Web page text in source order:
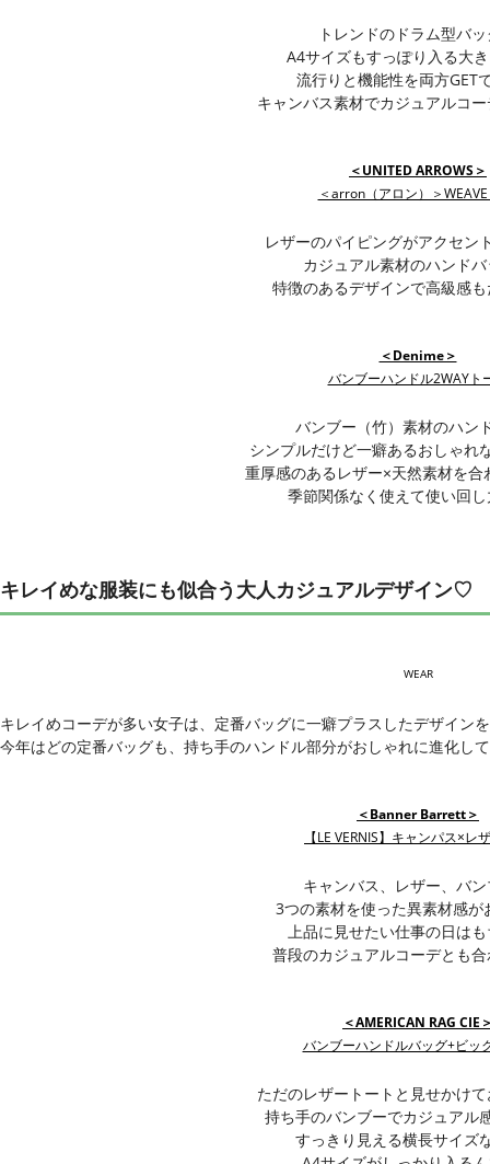
トレンドのドラム型バ
A4サイズもすっぽり入る大
流行りと機能性を両方GET
キャンバス素材でカジュアルコ
＜UNITED ARROWS＞
＜arron（アロン）＞
レザーのパイピングがアクセン
カジュアル素材のハンド
特徴のあるデザインで高級感
＜Denime＞
バンブーハンドル2WAYト
バンブー（竹）素材のハン
シンプルだけど一癖あるおしゃれ
重厚感のあるレザー×天然素材を合
季節関係なく使えて使い回
キレイめな服装にも似合う大人カジュアルデザイン♡
WEAR
キレイめコーデが多い女子は、定番バッグに一癖プラスしたデザイン
今年はどの定番バッグも、持ち手のハンドル部分がおしゃれに進化し
＜Banner Barrett＞
【LE VERNIS】キャンパス×レ
キャンバス、レザー、バ
3つの素材を使った異素材感が
上品に見せたい仕事の日は
普段のカジュアルコーデとも
＜AMERICAN RAG CIE
バンブーハンドルバッグ+ビッ
ただのレザートートと見せかけ
持ち手のバンブーでカジュアル
すっきり見える横長サイズ